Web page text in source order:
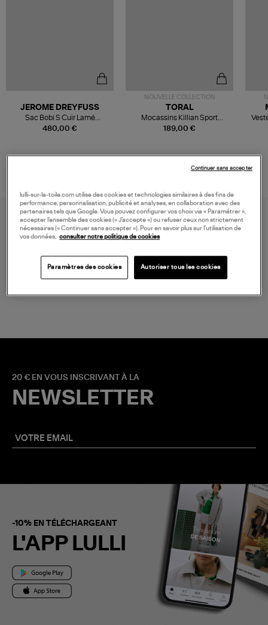
480,00 €
JEROME DREYFUSS
Sac Bobi S Cuir Lamé
Champagne
NOUVELLE COLLECTION
189,00 €
TORAL
Mocassins Killian Sport
Mousse
LIVRAISON GRATUITE
20 € EN VOUS INSCRIVANT À LA
NEWSLETTER
-10% EN TÉLÉCHARGEANT
L'APP LULLI
lulli-sur-la-toile.com utilise des cookies et technologies similaires à des fins de
performance, personnalisation, publicité et analyses, en collaboration avec des
partenaires tels que Google. Vous pouvez configurer vos choix via « Paramétrer »,
accepter l’ensemble des cookies (« J’accepte ») ou refuser ceux non strictement
nécessaires (« Continuer sans accepter »). Pour en savoir plus sur l’utilisation de
vos données,
consulter notre politique de cookies
Paramètres des cookies Autoriser tous les cookies
Continuer sans accepter